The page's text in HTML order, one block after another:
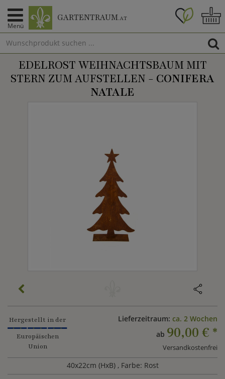
Menü
GARTENTRAUM.AT
EDELROST WEIHNACHTSBAUM MIT
STERN ZUM AUFSTELLEN - CONIFERA
NATALE
Hergestellt in der
Europäischen
Union
Lieferzeitraum: ca. 2 Wochen
ab 90,00 € *
Versandkostenfrei
40x22cm (HxB) , Farbe: Rost